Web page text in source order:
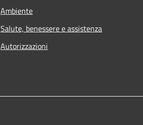
Ambiente
Salute, benessere e assistenza
Autorizzazioni